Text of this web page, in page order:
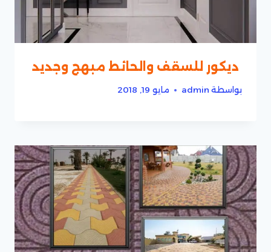
ديكور للسقف والحائط مبهج وجديد
بواسطة admin مايو 19, 2018